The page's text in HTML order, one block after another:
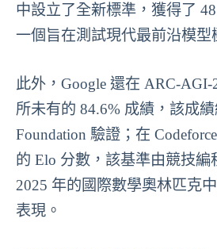
中設立了全新標準，獲得了
一個旨在測試現代最前沿模型
此外，Google 還在 ARC-
所未有的 84.6% 成績，該成
Foundation 驗證；在
的 Elo 分數，該基準由競技編
2025 年的國際數學奧林匹克
表現。